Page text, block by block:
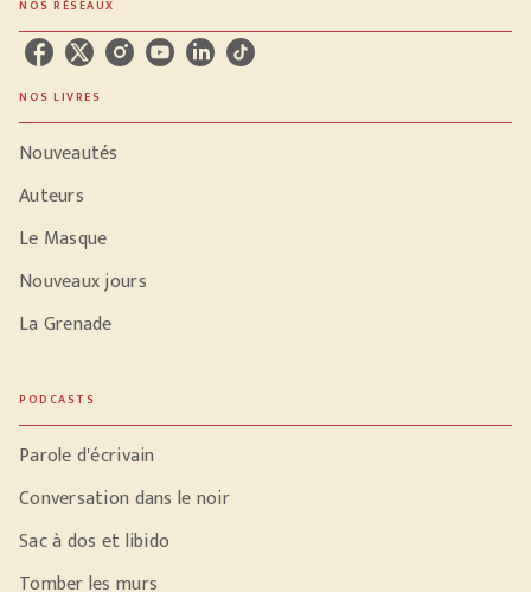
NOS RÉSEAUX
NOS LIVRES
Nouveautés
Auteurs
Le Masque
Nouveaux jours
La Grenade
PODCASTS
Parole d'écrivain
Conversation dans le noir
Sac à dos et libido
Tomber les murs